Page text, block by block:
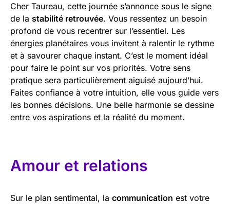
Cher Taureau, cette journée s’annonce sous le signe
de la stabilité retrouvée. Vous ressentez un besoin
profond de vous recentrer sur l’essentiel. Les
énergies planétaires vous invitent à ralentir le rythme
et à savourer chaque instant. C’est le moment idéal
pour faire le point sur vos priorités. Votre sens
pratique sera particulièrement aiguisé aujourd’hui.
Faites confiance à votre intuition, elle vous guide vers
les bonnes décisions. Une belle harmonie se dessine
entre vos aspirations et la réalité du moment.
Amour et relations
Sur le plan sentimental, la communication est votre